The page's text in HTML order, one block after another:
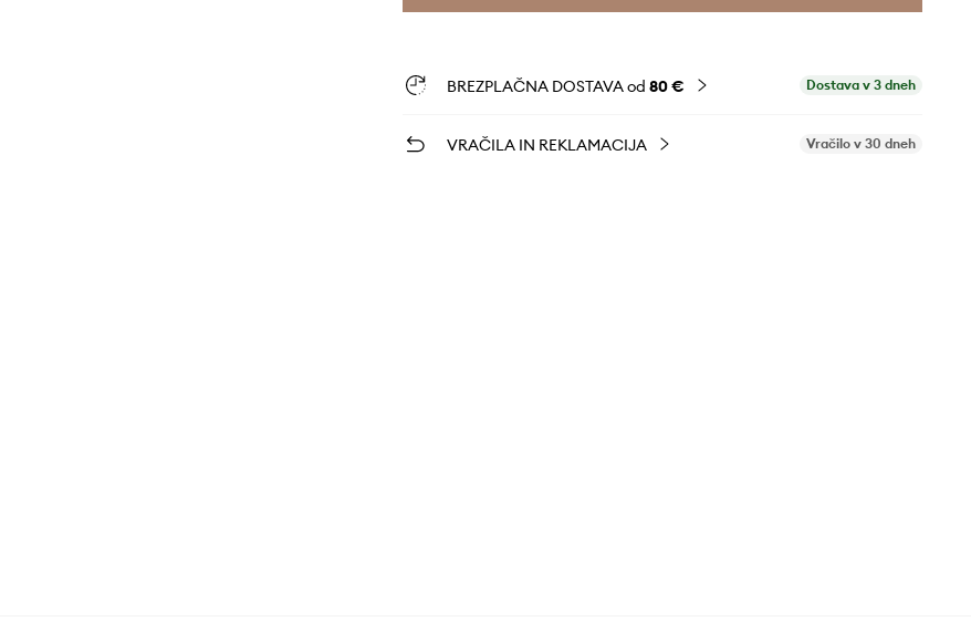
BREZPLAČNA DOSTAVA od 80 € Dostava v 3 dneh
VRAČILA IN REKLAMACIJA Vračilo v 30 dneh